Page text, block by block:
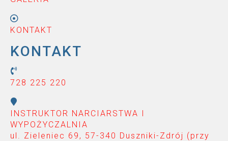
KONTAKT
KONTAKT
728 225 220
INSTRUKTOR NARCIARSTWA I
WYPOŻYCZALNIA
ul. Zieleniec 69, 57-340 Duszniki-Zdrój (przy